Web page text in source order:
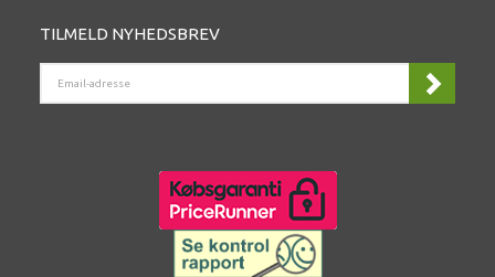
TILMELD NYHEDSBREV
ADRESSE